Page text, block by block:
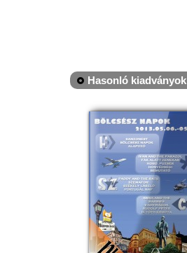
Hasonló kiadványok